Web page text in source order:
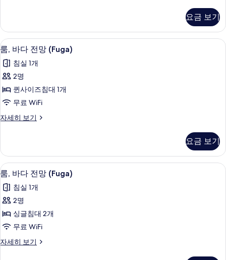
모
두
보
기
망
(Fuga)
자
세
히
보
요금 보기
룸,
바
다
전
망
(Fuga)
사
모
두
보
기
룸, 바다 전망 (Fuga) | 미니바, 객실 내
5
룸, 바다 전망 (Fuga)
침실 1개
2명
퀸사이즈침대 1개
무료 WiFi
자세히 보기
룸,
망
(Fuga)
자
세
히
보
요금 보기
룸,
바
다
전
망
(Fuga)
사
룸, 바다 전망 (Fuga) | 미니바, 객실 내
4
룸, 바다 전망 (Fuga)
침실 1개
2명
싱글침대 2개
무료 WiFi
자세히 보기
룸,